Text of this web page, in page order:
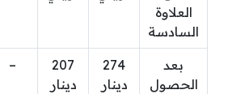
العلاوة
السادسة
بعد
الحصول
274
دينار
207
دينار
–